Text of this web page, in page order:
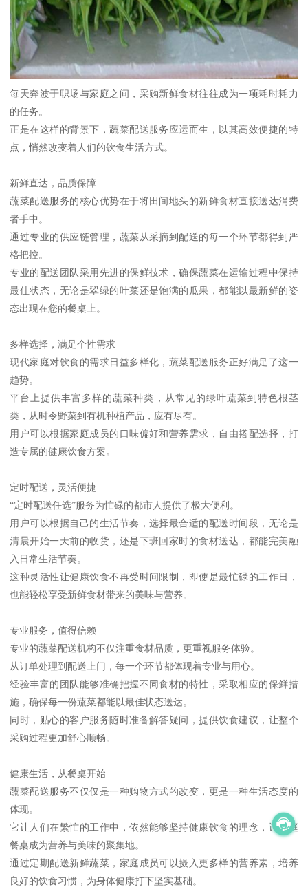
每天奔波于职场与家庭之间，采购新鲜食材往往成为一项耗时耗力
的任务。
正是在这样的背景下，蔬菜配送服务应运而生，以其高效便捷的特
点，悄然改变着人们的饮食生活方式。
新鲜直达，品质保障
蔬菜配送服务的核心优势在于将田间地头的新鲜食材直接送达消费
者手中。
通过专业的供应链管理，蔬菜从采摘到配送的每一个环节都得到严
格把控。
专业的配送团队采用先进的保鲜技术，确保蔬菜在运输过程中保持
最佳状态，无论是翠绿的叶菜还是饱满的瓜果，都能以最新鲜的姿
态出现在您的餐桌上。
多样选择，满足个性需求
现代家庭对饮食的需求日益多样化，蔬菜配送服务正好满足了这一
趋势。
平台上提供丰富多样的蔬菜种类，从常见的绿叶蔬菜到特色根茎
类，从时令野菜到有机种植产品，应有尽有。
用户可以根据家庭成员的口味偏好和营养需求，自由搭配选择，打
造专属的健康饮食方案。
定时配送，灵活便捷
“定时配送任选”服务为忙碌的都市人提供了极大便利。
用户可以根据自己的生活节奏，选择最合适的配送时间段，无论是
清晨开始一天前的收货，还是下班回家时的食材送达，都能完美融
入日常生活节奏。
这种灵活性让健康饮食不再受时间限制，即使是最忙碌的工作日，
也能轻松享受新鲜食材带来的美味与营养。
专业服务，值得信赖
专业的蔬菜配送机构不仅注重食材品质，更重视服务体验。
从订单处理到配送上门，每一个环节都体现着专业与用心。
经验丰富的团队能够准确把握不同食材的特性，采取相应的保鲜措
施，确保每一份蔬菜都能以最佳状态送达。
同时，贴心的客户服务随时准备解答疑问，提供饮食建议，让整个
采购过程更加舒心顺畅。
健康生活，从餐桌开始
蔬菜配送服务不仅仅是一种购物方式的改变，更是一种生活态度的
体现。
它让人们在繁忙的工作中，依然能够坚持健康饮食的理念，让家庭
餐桌成为营养与美味的聚集地。
通过定期配送新鲜蔬菜，家庭成员可以摄入更多样的营养素，培养
良好的饮食习惯，为身体健康打下坚实基础。